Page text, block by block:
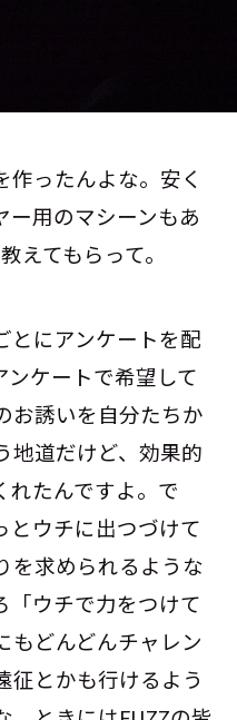
作ったんよな。安く
ー用のマシーンもあ
えてもらって。
とにアンケートを配
ンケートで希望して
お誘いを自分たちか
地道だけど、効果的
れたんですよ。で
とウチに出つづけて
を求められるような
「ウチで力をつけて
もどんどんチャレン
征とかも行けるよう